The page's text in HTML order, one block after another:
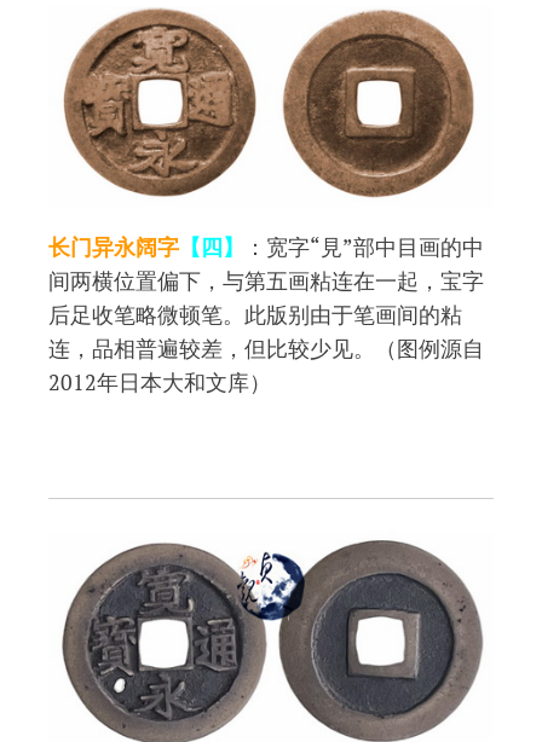
长门异永阔字 【四】
：宽字“見”部中目画的中
间两横位置偏下，与第五画粘连在一起，宝字
后足收笔略微顿笔。此版别由于笔画间的粘
连，品相普遍较差，但比较少见。（图例源自
2012年日本大和文库）